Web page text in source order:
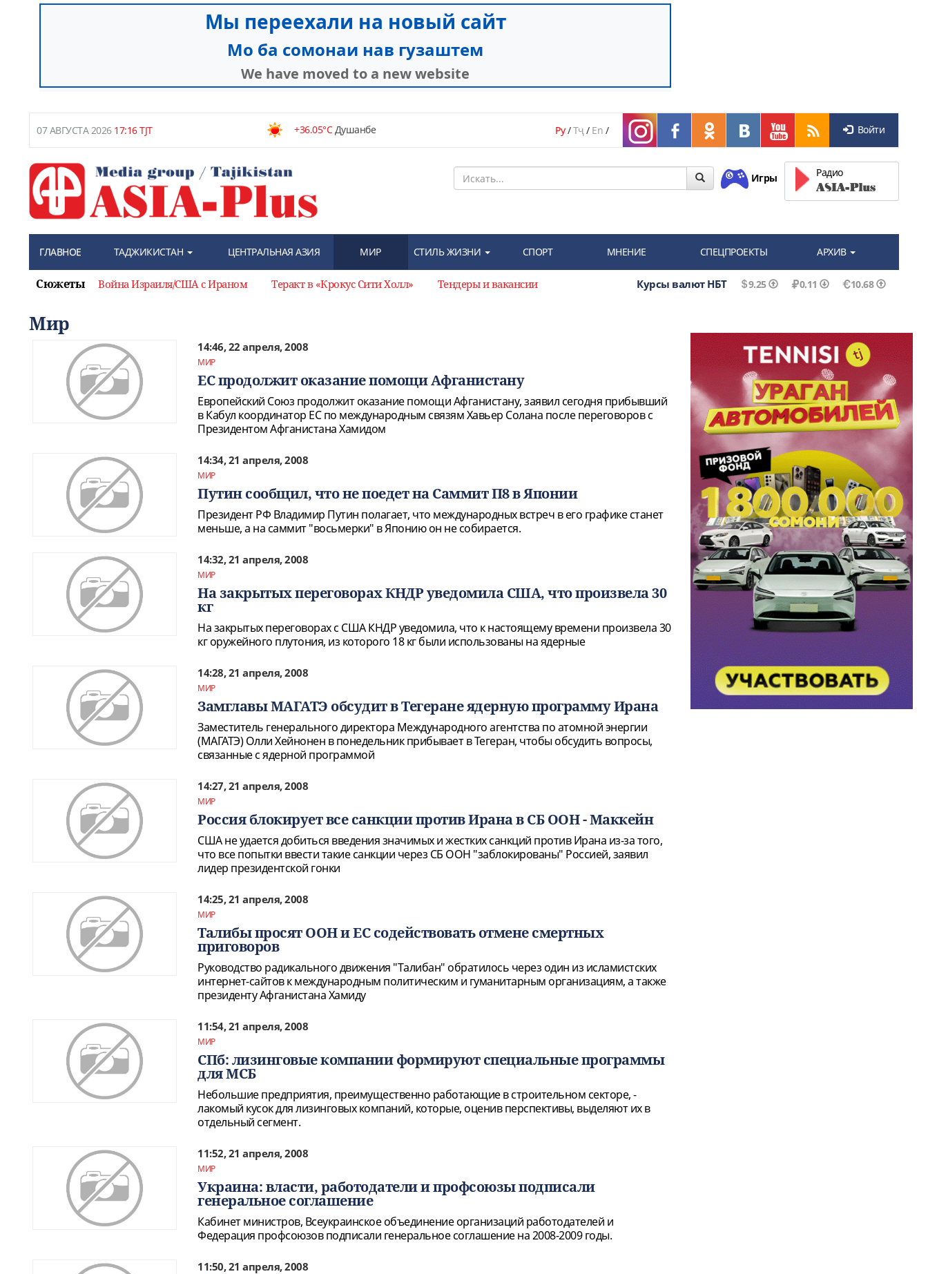
07 АВГУСТА 202617:16 TJT +36.05°CДушанбе Ру/Тҷ/ En / Войти
Игры Радио
ГЛАВНОЕ ТАДЖИКИСТАН ЦЕНТРАЛЬНАЯ АЗИЯ МИР СТИЛЬ ЖИЗНИ СПОРТ МНЕНИЕ СПЕЦПРОЕКТЫ АРХИВ
Сюжеты Война Израиля/США с Ираном Теракт в «Крокус Сити Холл» Тендеры и вакансии Курсы валют НБТ 9.25 0.11 10.68
Мир
14:46, 22 апреля, 2008
МИР
ЕС продолжит оказание помощи Афганистану
Европейский Союз продолжит оказание помощи Афганистану, заявил сегодня прибывший
в Кабул координатор ЕС по международным связям Хавьер Солана после переговоров с
Президентом Афганистана Хамидом
14:34, 21 апреля, 2008
МИР
Путин сообщил, что не поедет на Саммит П8 в Японии
Президент РФ Владимир Путин полагает, что международных встреч в его графике станет
меньше, а на саммит "восьмерки" в Японию он не собирается.
14:32, 21 апреля, 2008
МИР
На закрытых переговорах КНДР уведомила США, что произвела 30
кг
На закрытых переговорах с США КНДР уведомила, что к настоящему времени произвела 30
кг оружейного плутония, из которого 18 кг были использованы на ядерные
14:28, 21 апреля, 2008
МИР
Замглавы МАГАТЭ обсудит в Тегеране ядерную программу Ирана
Заместитель генерального директора Международного агентства по атомной энергии
(МАГАТЭ) Олли Хейнонен в понедельник прибывает в Тегеран, чтобы обсудить вопросы,
связанные с ядерной программой
14:27, 21 апреля, 2008
МИР
Россия блокирует все санкции против Ирана в СБ ООН - Маккейн
США не удается добиться введения значимых и жестких санкций против Ирана из-за того,
что все попытки ввести такие санкции через СБ ООН "заблокированы" Россией, заявил
лидер президентской гонки
14:25, 21 апреля, 2008
МИР
Талибы просят ООН и ЕС содействовать отмене смертных
приговоров
Руководство радикального движения "Талибан" обратилось через один из исламистских
интернет-сайтов к международным политическим и гуманитарным организациям, а также
президенту Афганистана Хамиду
11:54, 21 апреля, 2008
МИР
СПб: лизинговые компании формируют специальные программы
для МСБ
Небольшие предприятия, преимущественно работающие в строительном секторе, -
лакомый кусок для лизинговых компаний, которые, оценив перспективы, выделяют их в
отдельный сегмент.
11:52, 21 апреля, 2008
МИР
Украина: власти, работодатели и профсоюзы подписали
генеральное соглашение
Кабинет министров, Всеукраинское объединение организаций работодателей и
Федерация профсоюзов подписали генеральное соглашение на 2008-2009 годы.
11:50, 21 апреля, 2008